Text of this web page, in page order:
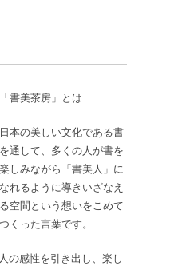
「書美茶房」とは
日本の美しい文化である書
を通して、多くの人が書を
楽しみながら「書美人」に
なれるように導きいざなえ
る空間という想いをこめて
つくった言葉です。
の感性を引き出し、楽し